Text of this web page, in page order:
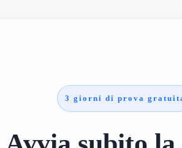
3 giorni di prova